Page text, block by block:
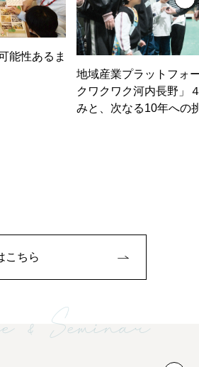
能性あるま
地域産業プラットフォ
クワクワク河内長野」
みと、次なる10年への
こちら